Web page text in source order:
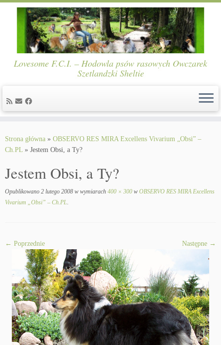
content
Lovesome F.C.I. – Hodowla psów rasowych Owczarek
Szetlandzki Sheltie
Strona główna » OBSERVO RES MIRA Excellens Vivarium „Obsi” –
Ch.PL » Jestem Obsi, a Ty?
Jestem Obsi, a Ty?
Opublikowano 2 lutego 2008 w wymiarach 400 × 300 w OBSERVO RES MIRA Excellens
Vivarium „Obsi” – Ch.PL.
← Poprzednie Następne →